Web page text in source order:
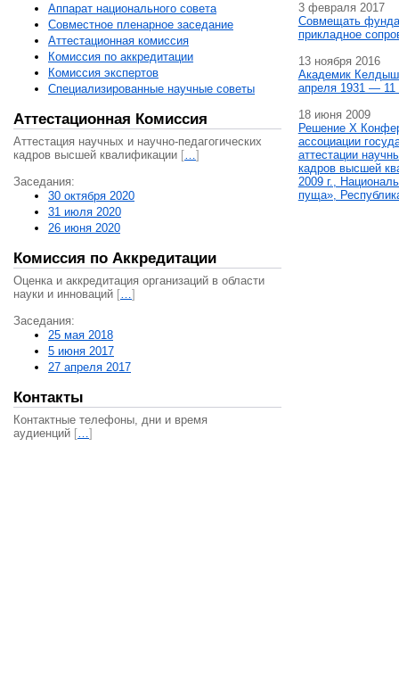
Аппарат национального совета
Совместное пленарное заседание
Аттестационная комисcия
Комиссия по аккредитации
Комиссия экспертов
Специализированные научные советы
Аттестационная Комиссия
Аттестация научных и научно-педагогических
кадров высшей квалификации […]
Заседания:
30 октября 2020
31 июля 2020
26 июня 2020
Комиссия по Аккредитации
Оценка и аккредитация организаций в области
науки и инноваций […]
Заседания:
25 мая 2018
5 июня 2017
27 апреля 2017
Контакты
Контактные телефоны, дни и время
аудиенций […]
3 февраля 2017
Совмещать
прикладное
13 ноября 2016
Академик
апреля 1931 — 11
18 июня 2009
Решение X
ассоциации
аттестации
кадров высшей
2009 г.,
пуща»,